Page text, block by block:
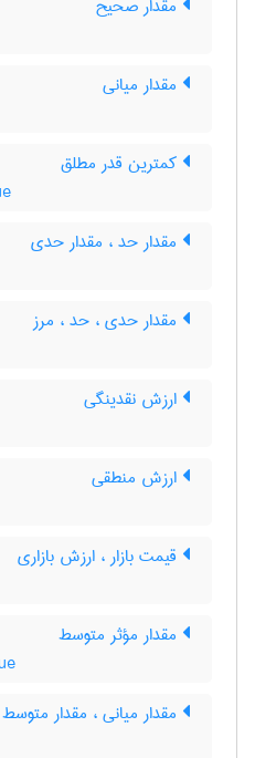
مقدار صحیح
مقدار میانی
کمترین قدر مطلق
مقدار حد ، مقدار حدی
مقدار حدی ، حد ، مرز
ارزش نقدینگی
ارزش منطقی
قیمت بازار ، ارزش بازاری
مقدار مؤثر متوسط
مقدار میانی ، مقدار